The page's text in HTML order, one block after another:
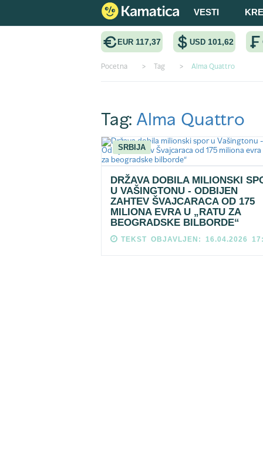
VESTI
EUR 117,37 USD 101,62
Pocetna > Tag > Alma Quattro
Tag: Alma Quattro
SRBIJA
DRŽAVA DOBILA MILIONSKI
U VAŠINGTONU - ODBIJEN
ZAHTEV ŠVAJCARACA OD 175
MILIONA EVRA U „RATU ZA
BEOGRADSKE BILBORDE“
TEKST OBJAVLJEN: 16.04.2026